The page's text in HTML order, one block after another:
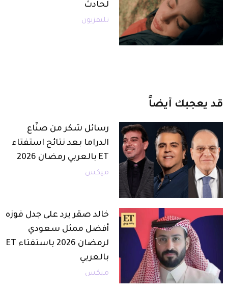
لحادث
تليفزيون
قد يعجبك أيضاً
رسائل شكر من صنّاع
الدراما بعد نتائج استفتاء
ET بالعربي رمضان 2026
ميكس
خالد صقر يرد على جدل فوزه
أفضل ممثل سعودي
لرمضان 2026 باستفتاء ET
بالعربي
ميكس